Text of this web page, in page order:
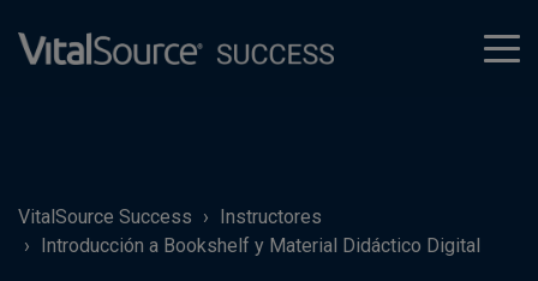
VitalSource Success
Instructores
Introducción a Bookshelf y Material Didáctico Digital